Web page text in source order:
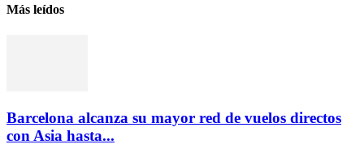
Más leídos
Barcelona alcanza su mayor red de vuelos directos
con Asia hasta...